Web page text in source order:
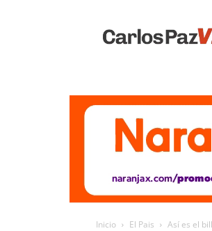
Vivo
Inicio El Pais Así es el